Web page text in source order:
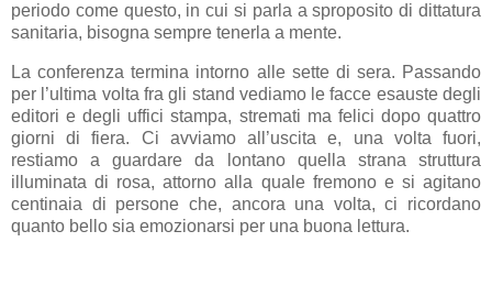
periodo come questo, in cui si parla a sproposito di dittatura
sanitaria, bisogna sempre tenerla a mente.
La conferenza termina intorno alle sette di sera. Passando
per l’ultima volta fra gli stand vediamo le facce esauste degli
editori e degli uffici stampa, stremati ma felici dopo quattro
giorni di fiera. Ci avviamo all’uscita e, una volta fuori,
restiamo a guardare da lontano quella strana struttura
illuminata di rosa, attorno alla quale fremono e si agitano
centinaia di persone che, ancora una volta, ci ricordano
quanto bello sia emozionarsi per una buona lettura.